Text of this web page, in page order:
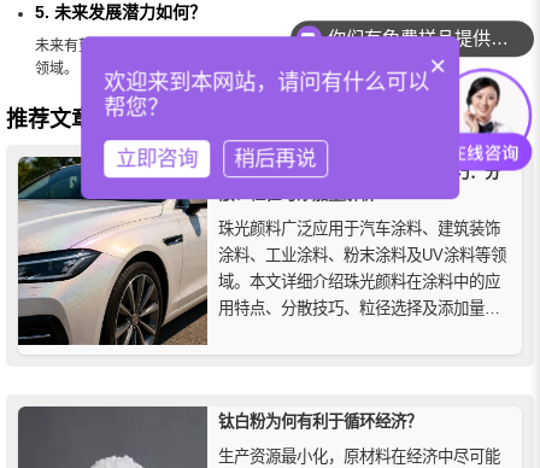
5. 未来发展潜力如何？
未来有望实现更低成本、更高耐久性及更环保的生产方式，并拓展至更多行业
领域。
推荐文章：
珠光颜料在涂料中的应用与使用技巧：分
珠光颜料广泛应用于汽车涂料、建筑装饰
涂料、工业涂料、粉末涂料及UV涂料等领
域。本文详细介绍珠光颜料在涂料中的应
用特点、分散技巧、粒径选择及添加量控
钛白粉为何有利于循环经济？
生产资源最小化，原材料在经济中尽可能
你们有免费样品提供吗？
×
欢迎来到本网站，请问有什么可以
帮您？
立即咨询 稍后再说